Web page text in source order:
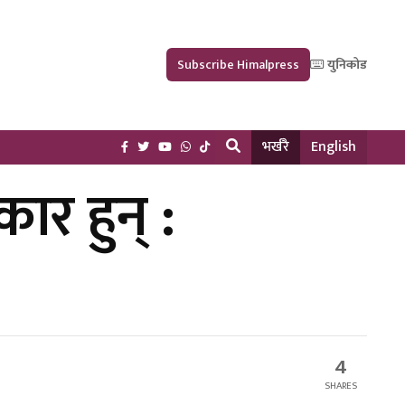
Subscribe Himalpress युनिकोड
भर्खरै English
हुन् :
4
SHARES